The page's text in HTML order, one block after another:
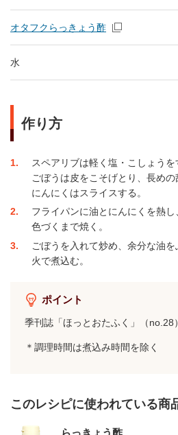
オタフクらっきょう酢
水
作り方
1
スペアリブは軽く塩・こしょうを
ごぼうは皮をこそげとり、長めの
にんにくはスライスする。
2
フライパンに油とにんにくを熱
色づくまで焼く。
3
ごぼうを入れて炒め、余分な油
火で煮込む。
ポイント
季刊誌「ほっとおたふく」（no.28
＊調理時間は煮込み時間を除く
このレシピに使われている商
らっきょう酢